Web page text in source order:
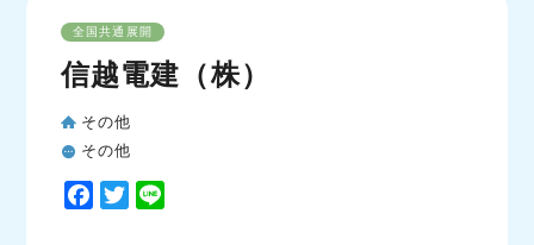
全国共通展開
信越電建（株）
その他
その他
F
T